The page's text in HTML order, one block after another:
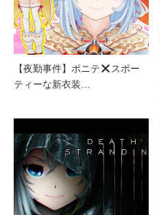
【夜勤事件】ポニテ
スポー
ティーな新衣装…